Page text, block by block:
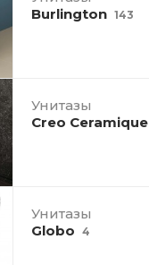
Burlington 143
Унитазы
Creo Ceramique
Унитазы
Globo 4